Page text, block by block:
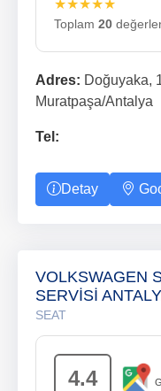
★★★★★
Toplam 20
Adres: Doğuyaka,
Muratpaşa/Antalya
Tel:
Detay
VOLKSWAGEN
SERVİSİ
SEAT
4.4